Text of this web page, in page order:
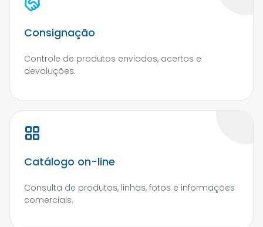
Consignação
Controle de produtos enviados, acertos e
devoluções.
Catálogo on-line
Consulta de produtos, linhas, fotos e informações
comerciais.